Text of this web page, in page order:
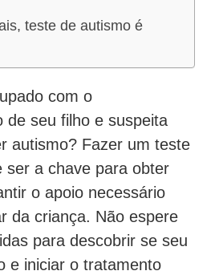
teste de autismo é
com o
de seu filho e suspeita
autismo? Fazer um teste
ser a chave para obter
o apoio necessário
da criança. Não espere
para descobrir se seu
e iniciar o tratamento